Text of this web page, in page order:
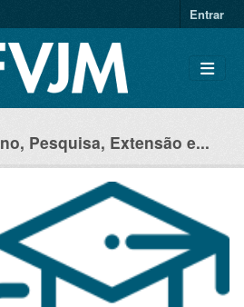
Entrar
Pesquisa, Extensão e...